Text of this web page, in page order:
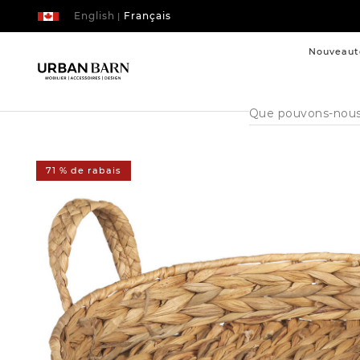
| Français
English
Cataloque
de
71 % de rabais